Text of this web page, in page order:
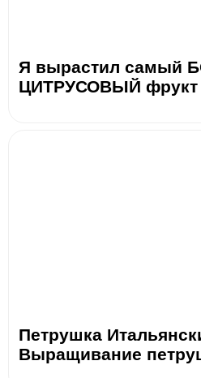
Я вырастил самый
ЦИТРУСОВЫЙ фрукт
Петрушка
Выращивание